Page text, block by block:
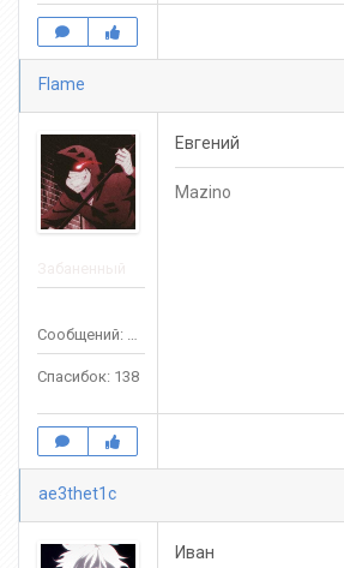
Flame
Сообщений: 569
Спасибок: 138
Евгений
Mazino
ae3thet1c
Иван